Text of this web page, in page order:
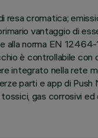
cromatica;
vantaggio di
norma EN 12464-
è controllabile con
integrato nella rete
parti e app di
gas corrosivi